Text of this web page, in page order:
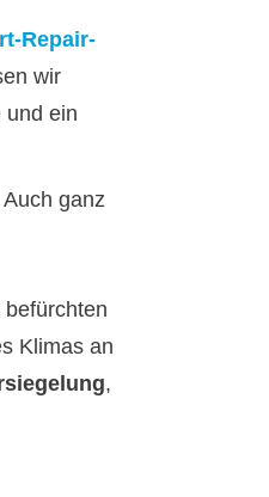
Repair-
wir
und ein
ganz
Klimas an
,